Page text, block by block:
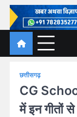
छत्तीसगढ़
CG
में इन गीतों